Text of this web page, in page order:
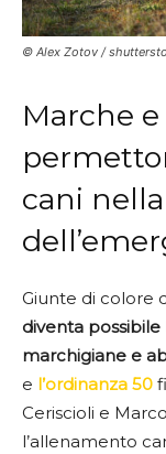
© Alex Zotov /
Marche
cani nella
Giunte di colore
diventa
marchigiane e
e l’ordinanza 50
Ceriscioli e
l’allenamento